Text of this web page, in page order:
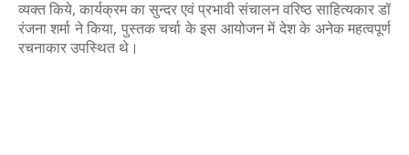
व्यक्त किये, कार्यक्रम का सुन्दर एवं प्रभावी संचालन वरिष्ठ साहित्यकार डॉ
रंजना शर्मा ने किया, पुस्तक चर्चा के इस आयोजन में देश के अनेक महत्वपूर्ण
रचनाकार उपस्थित थे।